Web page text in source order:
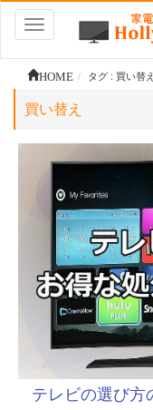
Toggle
navigation
HOME タグ : 買い替え
買い替え
テレビの選び方